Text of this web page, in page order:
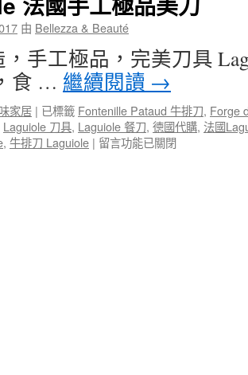
由 Bellezza & Beauté
手工極品，完美刀具
食 … 繼續閱讀 →
家居 | 已標籤 Fontenille Pataud 牛排刀, Forge
Laguiole 刀具, Laguiole 餐刀, 徳國代購, 法國
, 牛排刀 Laguiole | 在
留言功能已關閉